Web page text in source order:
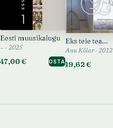
Eesti muusikalugu
— · 2025
47,00 € OSTA
Eks teie tea...
Anu Kõlar · 2012
19,62 €